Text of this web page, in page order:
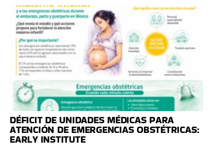
DÉFICIT DE UNIDADES MÉDICAS PARA
ATENCIÓN DE EMERGENCIAS OBSTÉTRICAS:
EARLY INSTITUTE